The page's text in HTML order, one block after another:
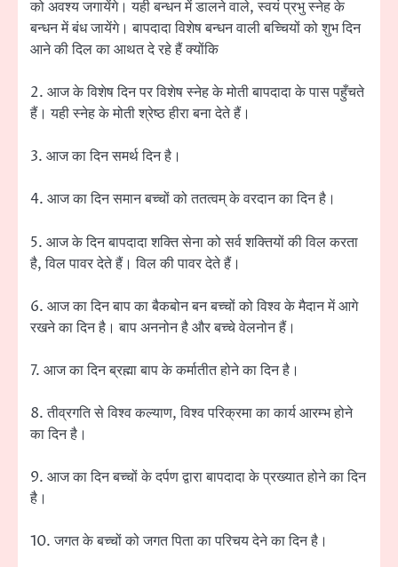
को अवश्य जगायेंगे। यही बन्धन में डालने वाले, स्वयं प्रभु स्नेह के
बन्धन में बंध जायेंगे। बापदादा विशेष बन्धन वाली बच्चियों को शुभ दिन
आने की दिल का आथत दे रहे हैं क्योंकि
2. आज के विशेष दिन पर विशेष स्नेह के मोती बापदादा के पास पहुँचते
हैं। यही स्नेह के मोती श्रेष्ठ हीरा बना देते हैं।
3. आज का दिन समर्थ दिन है।
4. आज का दिन समान बच्चों को ततत्वम् के वरदान का दिन है।
5. आज के दिन बापदादा शक्ति सेना को सर्व शक्तियों की विल करता
है, विल पावर देते हैं। विल की पावर देते हैं।
6. आज का दिन बाप का बैकबोन बन बच्चों को विश्व के मैदान में आगे
रखने का दिन है। बाप अननोन है और बच्चे वेलनोन हैं।
7. आज का दिन ब्रह्मा बाप के कर्मातीत होने का दिन है।
8. तीव्रगति से विश्व कल्याण, विश्व परिक्रमा का कार्य आरम्भ होने
का दिन है।
9. आज का दिन बच्चों के दर्पण द्वारा बापदादा के प्रख्यात होने का दिन
है।
10. जगत के बच्चों को जगत पिता का परिचय देने का दिन है।